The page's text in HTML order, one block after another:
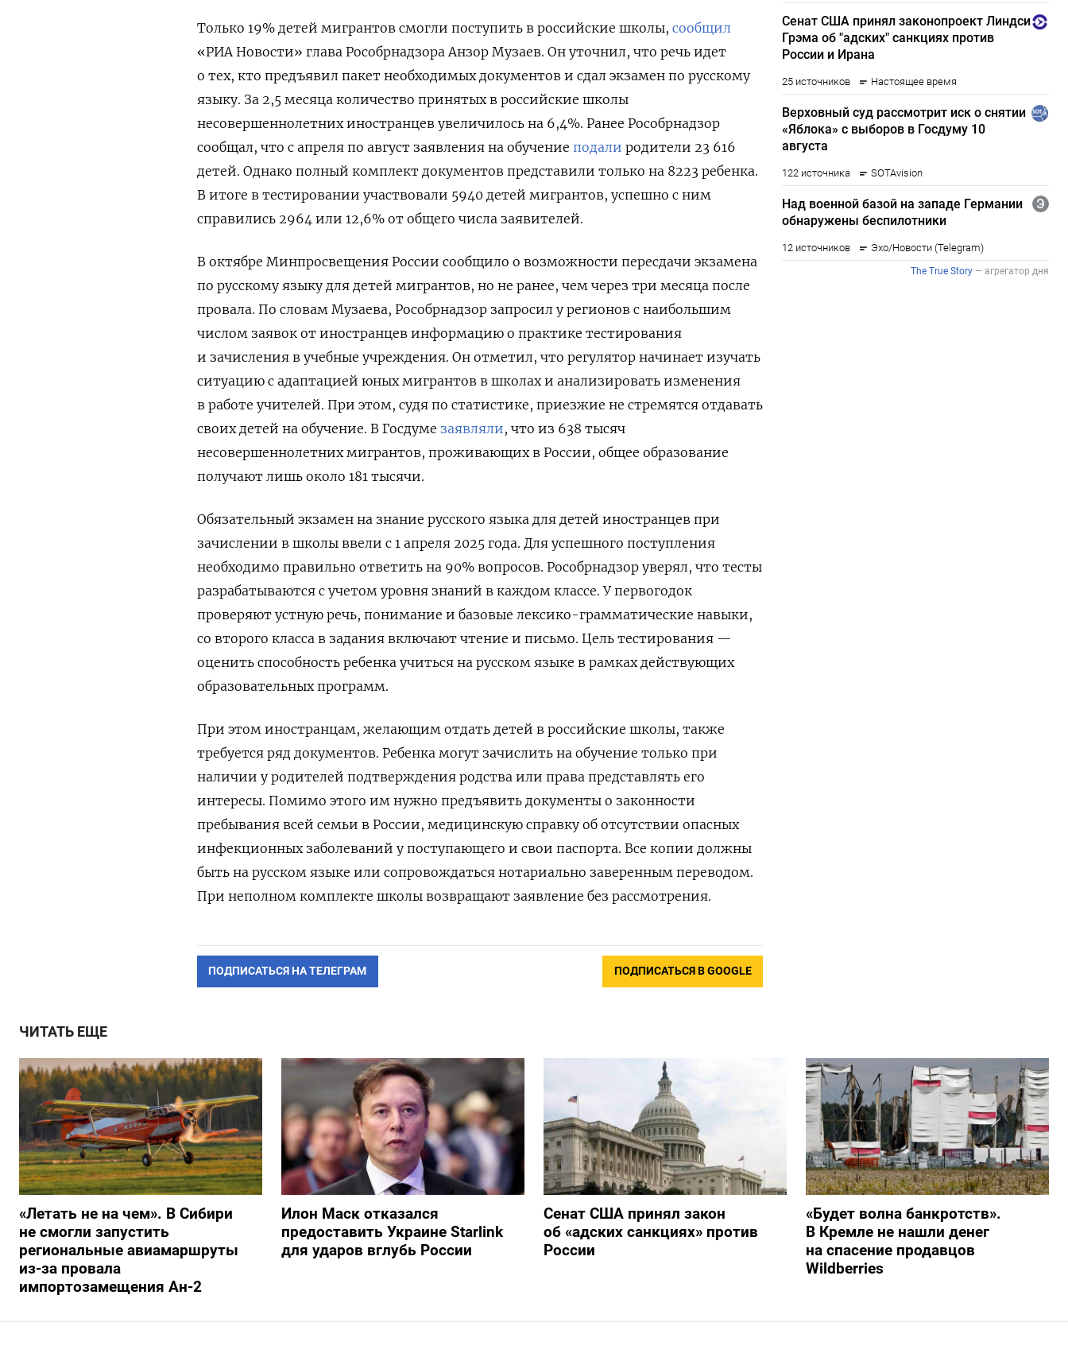
Только 19% детей мигрантов смогли поступить в российские школы, сообщил
«РИА Новости» глава Рособрнадзора Анзор Музаев. Он уточнил, что речь идет
о тех, кто предъявил пакет необходимых документов и сдал экзамен по русскому
языку. За 2,5 месяца количество принятых в российские школы
несовершеннолетних иностранцев увеличилось на 6,4%. Ранее Рособрнадзор
сообщал, что с апреля по август заявления на обучение подали родители 23 616
детей. Однако полный комплект документов представили только на 8223 ребенка.
В итоге в тестировании участвовали 5940 детей мигрантов, успешно с ним
справились 2964 или 12,6% от общего числа заявителей.
В октябре Минпросвещения России сообщило о возможности пересдачи экзамена
по русскому языку для детей мигрантов, но не ранее, чем через три месяца после
провала. По словам Музаева, Рособрнадзор запросил у регионов с наибольшим
числом заявок от иностранцев информацию о практике тестирования
и зачисления в учебные учреждения. Он отметил, что регулятор начинает изучать
ситуацию с адаптацией юных мигрантов в школах и анализировать изменения
в работе учителей. При этом, судя по статистике, приезжие не стремятся отдавать
своих детей на обучение. В Госдуме заявляли, что из 638 тысяч
несовершеннолетних мигрантов, проживающих в России, общее образование
получают лишь около 181 тысячи.
Обязательный экзамен на знание русского языка для детей иностранцев при
зачислении в школы ввели с 1 апреля 2025 года. Для успешного поступления
необходимо правильно ответить на 90% вопросов. Рособрнадзор уверял, что тесты
разрабатываются с учетом уровня знаний в каждом классе. У первогодок
проверяют устную речь, понимание и базовые лексико-грамматические навыки,
со второго класса в задания включают чтение и письмо. Цель тестирования —
оценить способность ребенка учиться на русском языке в рамках действующих
образовательных программ.
При этом иностранцам, желающим отдать детей в российские школы, также
требуется ряд документов. Ребенка могут зачислить на обучение только при
наличии у родителей подтверждения родства или права представлять его
интересы. Помимо этого им нужно предъявить документы о законности
пребывания всей семьи в России, медицинскую справку об отсутствии опасных
инфекционных заболеваний у поступающего и свои паспорта. Все копии должны
быть на русском языке или сопровождаться нотариально заверенным переводом.
При неполном комплекте школы возвращают заявление без рассмотрения.
ПОДПИСАТЬСЯ НА ТЕЛЕГРАМ ПОДПИСАТЬСЯ В GOOGLE
ЧИТАТЬ ЕЩЕ
«Летать не на чем». В Сибири
не смогли запустить
региональные авиамаршруты
из-за провала
импортозамещения Ан-2
Илон Маск отказался
предоставить Украине Starlink
для ударов вглубь России
Сенат США принял закон
об «адских санкциях» против
России
«Будет волна банкротств».
В Кремле не нашли денег
на спасение продавцов
Wildberries